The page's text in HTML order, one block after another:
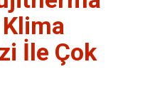
Klima
İle Çok